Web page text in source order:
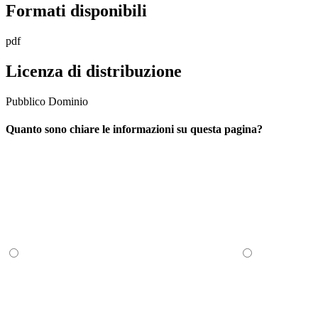
Formati disponibili
pdf
Licenza di distribuzione
Pubblico Dominio
Quanto sono chiare le informazioni su questa pagina?